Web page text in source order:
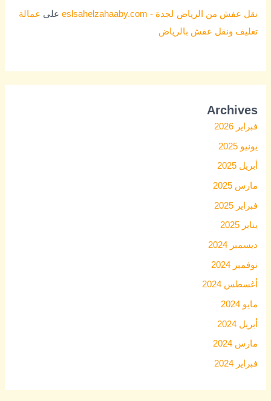
نقل عفش من الرياض لجدة - eslsahelzahaaby.com على عمالة
تغليف ونقل عفش بالرياض
Archives
فبراير 2026
يونيو 2025
أبريل 2025
مارس 2025
فبراير 2025
يناير 2025
ديسمبر 2024
نوفمبر 2024
أغسطس 2024
مايو 2024
أبريل 2024
مارس 2024
فبراير 2024